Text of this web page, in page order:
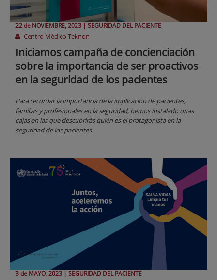
22 de NOVIEMBRE, 2023 | SEGURIDAD DEL PACIENTE
Centro Médico Teknon
Iniciamos campaña de concienciación
sobre la importancia de ser proactivos
en la seguridad de los pacientes
Para recordar la importancia de la implicación de pacientes,
familias y profesionales en la seguridad, hemos instalado unas
cajas en las que descubrirás quién es el protagonista en la
seguridad de los pacientes.
3 de MAYO, 2023 | SEGURIDAD DEL PACIENTE